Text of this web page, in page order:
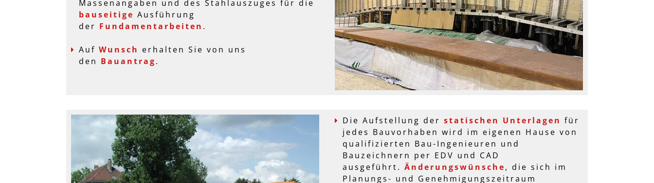
Massenangaben und des Stahlauszuges für die
bauseitige Ausführung
der Fundamentarbeiten .
Auf Wunsch erhalten Sie von uns
den Bauantrag.
Die Aufstellung der statischen Unterlagen für
jedes Bauvorhaben wird im eigenen Hause von
qualifizierten Bau-Ingenieuren und
Bauzeichnern per EDV und CAD
ausgeführt. Änderungswünsche, die sich im
Planungs- und Genehmigungszeitraum